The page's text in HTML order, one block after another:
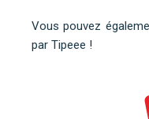
Vous pouvez
par Tipeee !